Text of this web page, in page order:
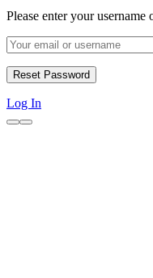
Please enter your username
Log In